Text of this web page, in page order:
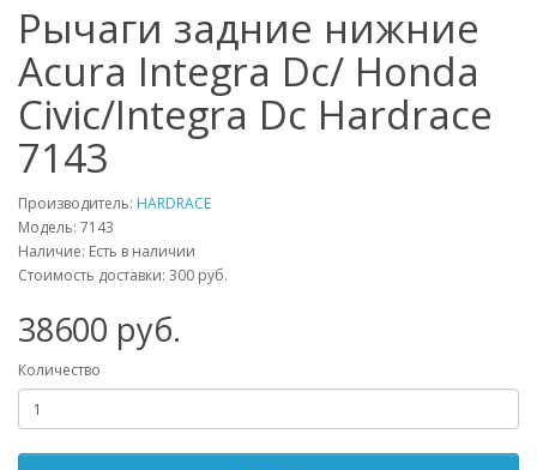
Рычаги задние нижние
Acura Integra Dc/ Honda
Civic/Integra Dc Hardrace
7143
Производитель: HARDRACE
Модель: 7143
Наличие: Есть в наличии
Стоимость доставки: 300 руб.
38600 руб.
Количество